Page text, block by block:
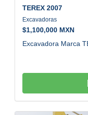
TEREX 2007
Excavadoras
$1,100,000 MXN
Excavadora Marca